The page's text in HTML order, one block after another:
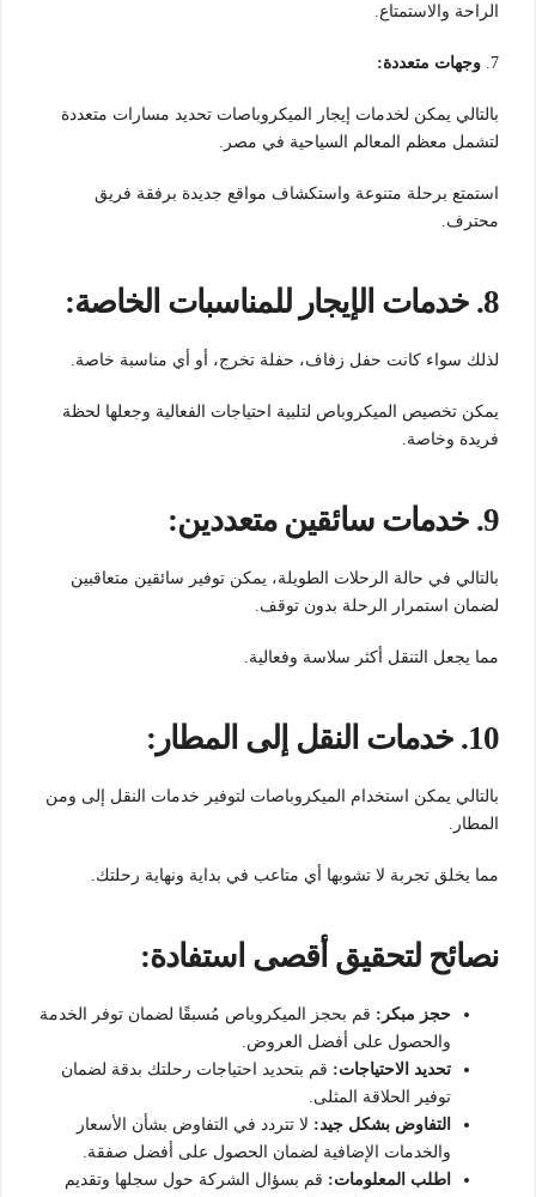
الراحة والاستمتاع.
7. وجهات متعددة:
بالتالي يمكن لخدمات إيجار الميكروباصات تحديد مسارات متعددة
لتشمل معظم المعالم السياحية في مصر.
استمتع برحلة متنوعة واستكشاف مواقع جديدة برفقة فريق
محترف.
8. خدمات الإيجار للمناسبات الخاصة:
لذلك سواء كانت حفل زفاف، حفلة تخرج، أو أي مناسبة خاصة.
يمكن تخصيص الميكروباص لتلبية احتياجات الفعالية وجعلها لحظة
فريدة وخاصة.
9. خدمات سائقين متعددين:
بالتالي في حالة الرحلات الطويلة، يمكن توفير سائقين متعاقبين
لضمان استمرار الرحلة بدون توقف.
مما يجعل التنقل أكثر سلاسة وفعالية.
10. خدمات النقل إلى المطار:
بالتالي يمكن استخدام الميكروباصات لتوفير خدمات النقل إلى ومن
المطار.
مما يخلق تجربة لا تشوبها أي متاعب في بداية ونهاية رحلتك.
نصائح لتحقيق أقصى استفادة:
حجز مبكر: قم بحجز الميكروباص مُسبقًا لضمان توفر الخدمة
والحصول على أفضل العروض.
تحديد الاحتياجات: قم بتحديد احتياجات رحلتك بدقة لضمان
توفير الحلاقة المثلى.
التفاوض بشكل جيد: لا تتردد في التفاوض بشأن الأسعار
والخدمات الإضافية لضمان الحصول على أفضل صفقة.
اطلب المعلومات: قم بسؤال الشركة حول سجلها وتقديم